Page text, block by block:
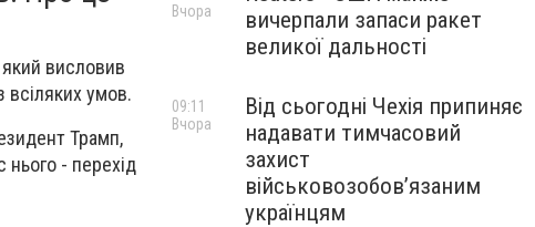
висловив
всіляких умов.
Трамп,
нього - перехід
вичерпали запаси ракет
великої дальності
Вчора
Від сьогодні Чехія припиняє
надавати тимчасовий
захист
військовозобов’язаним
українцям
09:11
Вчора